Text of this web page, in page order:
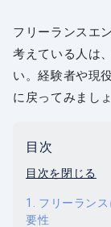
フリーランスエ
考えている人は
い。経験者や現
に戻ってみましょ
目次
目次を閉じる
フリーラン
要性